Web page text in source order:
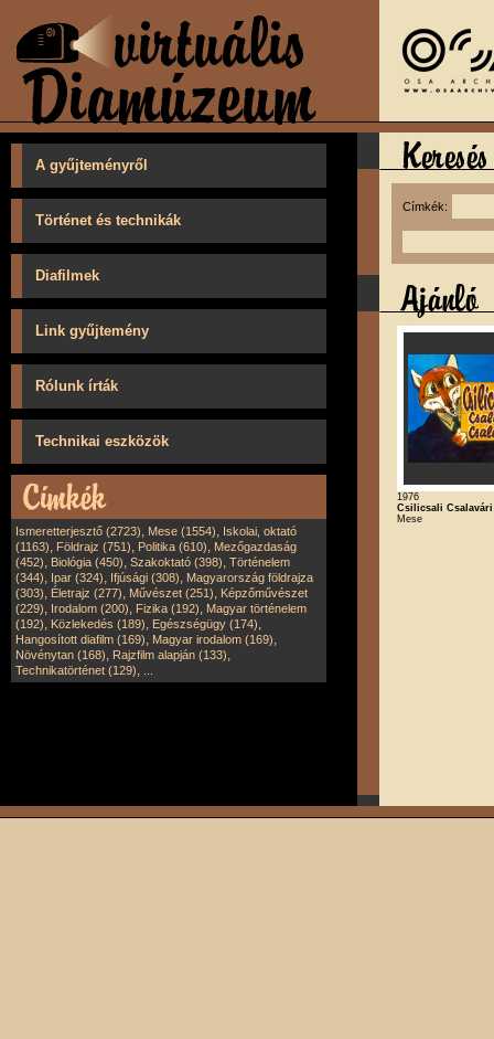
A gyűjteményről
Történet és technikák
Diafilmek
Link gyűjtemény
Rólunk írták
Technikai eszközök
Ismeretterjesztő (2723), Mese (1554), Iskolai, oktató
(1163), Földrajz (751), Politika (610), Mezőgazdaság
(452), Biológia (450), Szakoktató (398), Történelem
(344), Ipar (324), Ifjúsági (308), Magyarország földrajza
(303), Életrajz (277), Művészet (251), Képzőművészet
(229), Irodalom (200), Fizika (192), Magyar történelem
(192), Közlekedés (189), Egészségügy (174),
Hangosított diafilm (169), Magyar irodalom (169),
Növénytan (168), Rajzfilm alapján (133),
Technikatörténet (129),
Címkék:
1976
Csilicsali Csalavári
Mese